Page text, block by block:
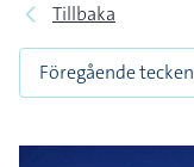
Tillbaka
Föregående tecken